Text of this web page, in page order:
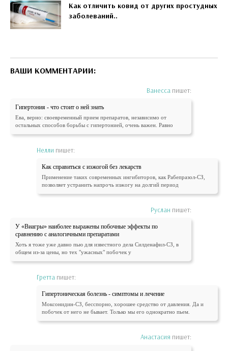
Как отличить ковид от других простудных
заболеваний..
ВАШИ КОММЕНТАРИИ:
Ванесса пишет:
Гипертония - что стоит о ней знать
Ева, верно: своевременный прием препаратов, независимо от
остальных способов борьбы с гипертонией, очень важен. Равно
Нелли пишет:
Как справиться с изжогой без лекарств
Применение таких современных ингибиторов, как Рабепразол-СЗ,
позволяет устранить напрочь изжогу на долгий период
Руслан пишет:
У «Виагры» наиболее выражены побочные эффекты по
сравнению с аналогичными препаратами
Хоть я тоже уже давно пью для известного дела Силденафил-СЗ, в
общем из-за цены, но тех "ужасных" побочек у
Гретта пишет:
Гипертоническая болезнь - симптомы и лечение
Моксонидин-СЗ, бесспорно, хорошее средство от давления. Да и
побочек от него не бывает. Только мы его однократно пьем.
Анастасия пишет: